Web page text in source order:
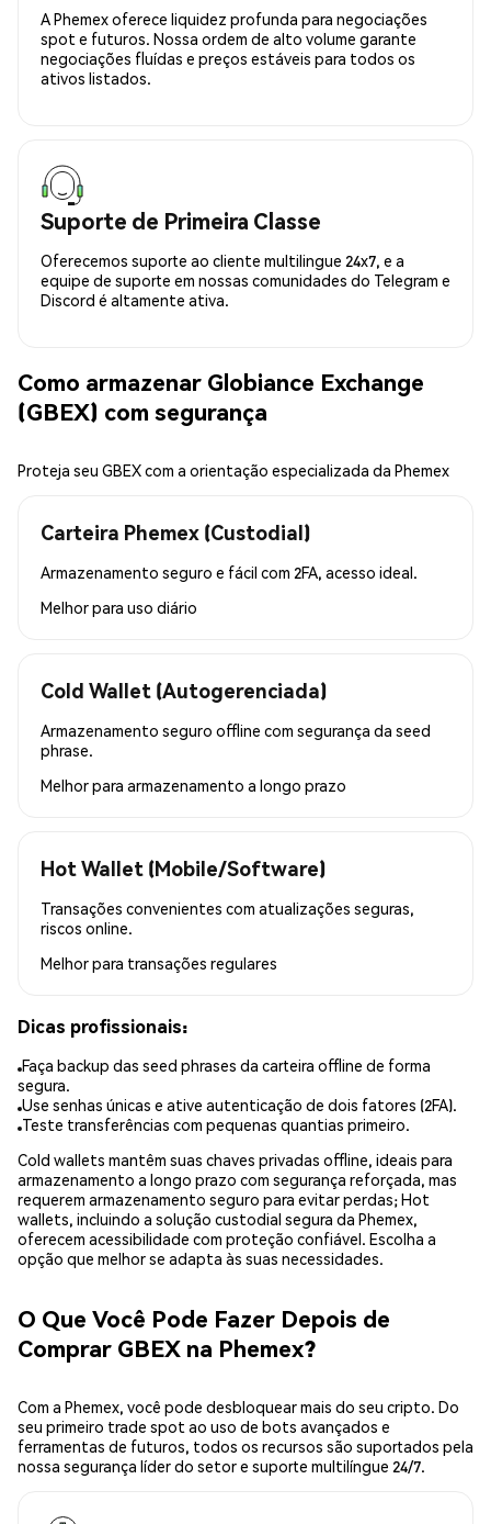
A Phemex oferece liquidez profunda para negociações
spot e futuros. Nossa ordem de alto volume garante
negociações fluídas e preços estáveis para todos os
ativos listados.
Suporte de Primeira Classe
Oferecemos suporte ao cliente multilingue 24x7, e a
equipe de suporte em nossas comunidades do Telegram e
Discord é altamente ativa.
Como armazenar Globiance Exchange
(GBEX) com segurança
Proteja seu GBEX com a orientação especializada da Phemex
Carteira Phemex (Custodial)
Armazenamento seguro e fácil com 2FA, acesso ideal.
Melhor para uso diário
Cold Wallet (Autogerenciada)
Armazenamento seguro offline com segurança da seed
phrase.
Melhor para armazenamento a longo prazo
Hot Wallet (Mobile/Software)
Transações convenientes com atualizações seguras,
riscos online.
Melhor para transações regulares
Dicas profissionais:
Faça backup das seed phrases da carteira offline de forma
segura.
Use senhas únicas e ative autenticação de dois fatores (2FA).
Teste transferências com pequenas quantias primeiro.
Cold wallets mantêm suas chaves privadas offline, ideais para
armazenamento a longo prazo com segurança reforçada, mas
requerem armazenamento seguro para evitar perdas; Hot
wallets, incluindo a solução custodial segura da Phemex,
oferecem acessibilidade com proteção confiável. Escolha a
opção que melhor se adapta às suas necessidades.
O Que Você Pode Fazer Depois de
Comprar GBEX na Phemex?
Com a Phemex, você pode desbloquear mais do seu cripto. Do
seu primeiro trade spot ao uso de bots avançados e
ferramentas de futuros, todos os recursos são suportados pela
nossa segurança líder do setor e suporte multilíngue 24/7.